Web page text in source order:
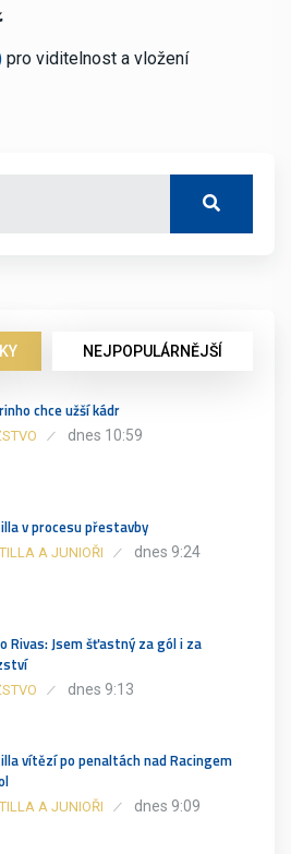
pro viditelnost a vložení
NEJPOPULÁRNĚJŠÍ
chce užší kádr
dnes 10:59
v procesu přestavby
A JUNIOŘI dnes 9:24
Rivas: Jsem šťastný za gól i za
dnes 9:13
vítězí po penaltách nad Racingem
A JUNIOŘI dnes 9:09